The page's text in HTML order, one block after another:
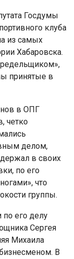
Госдумы
клуба
из самых
Хабаровска.
принятые в
в ОПГ
четко
делом,
в своих
по его
что
группы.
по его делу
Сергея
Михаила
В